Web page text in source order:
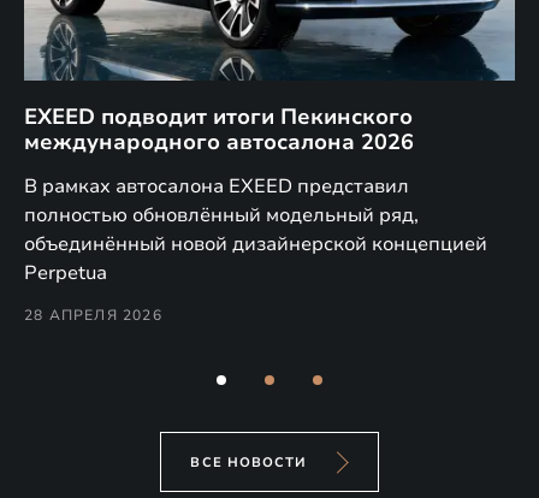
EXEED подводит итоги Пекинского
международного автосалона 2026
В рамках автосалона EXEED представил
полностью обновлённый модельный ряд,
объединённый новой дизайнерской концепцией
Perpetua
28 АПРЕЛЯ 2026
ВСЕ НОВОСТИ